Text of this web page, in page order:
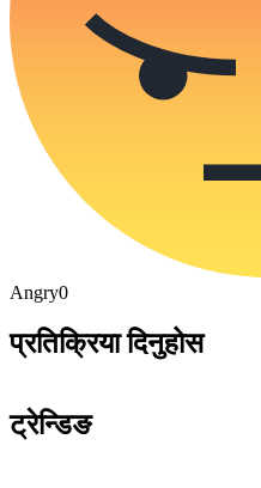
Angry0
प्रतिक्रिया दिनुहोस
ट्रेन्डिङ